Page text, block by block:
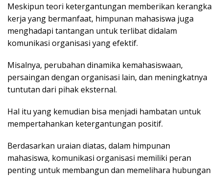
Meskipun teori ketergantungan memberikan kerangka
kerja yang bermanfaat, himpunan mahasiswa juga
menghadapi tantangan untuk terlibat didalam
komunikasi organisasi yang efektif.
Misalnya, perubahan dinamika kemahasiswaan,
persaingan dengan organisasi lain, dan meningkatnya
tuntutan dari pihak eksternal.
Hal itu yang kemudian bisa menjadi hambatan untuk
mempertahankan ketergantungan positif.
Berdasarkan uraian diatas, dalam himpunan
mahasiswa, komunikasi organisasi memiliki peran
penting untuk membangun dan memelihara hubungan